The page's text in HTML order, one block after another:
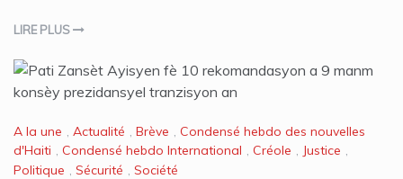
LIRE PLUS
A la une , Actualité , Brève , Condensé hebdo des nouvelles
d'Haiti , Condensé hebdo International , Créole , Justice ,
Politique , Sécurité , Société